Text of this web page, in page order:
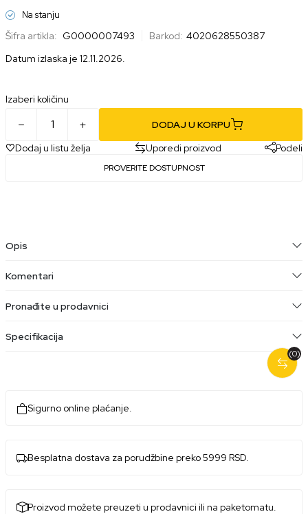
Na stanju
Šifra artikla: G0000007493 Barkod: 4020628550387
Datum izlaska je 12.11.2026.
Izaberi količinu
DODAJ U KORPU
Dodaj u listu želja
Uporedi proizvod Podeli
PROVERITE DOSTUPNOST
(0)
Opis
Komentari
Pronađite u prodavnici
Specifikacija
Sigurno online plaćanje.
Besplatna dostava za porudžbine preko 5999 RSD.
Proizvod možete preuzeti u prodavnici ili na paketomatu.